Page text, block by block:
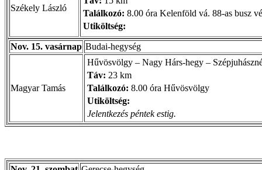
Székely László
Találkozó: 8.00 óra Kelenföld vá. 88-as busz
Utiköltség:
Nov. 15. vasárnap Budai-hegység
Magyar Tamás
Hűvösvölgy – Nagy Hárs-hegy –
Táv: 23 km
Találkozó: 8.00 óra Hűvösvölgy
Utiköltség:
Jelentkezés péntek estig.